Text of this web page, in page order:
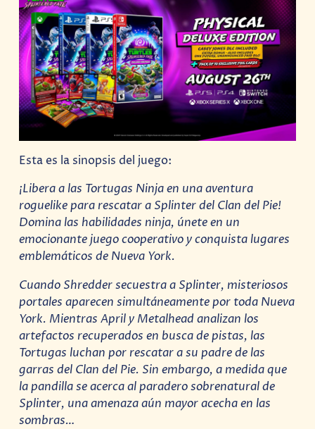
Esta es la sinopsis del juego:
¡Libera a las Tortugas Ninja en una aventura
roguelike para rescatar a Splinter del Clan del Pie!
Domina las habilidades ninja, únete en un
emocionante juego cooperativo y conquista lugares
emblemáticos de Nueva York.
Cuando Shredder secuestra a Splinter, misteriosos
portales aparecen simultáneamente por toda Nueva
York. Mientras April y Metalhead analizan los
artefactos recuperados en busca de pistas, las
Tortugas luchan por rescatar a su padre de las
garras del Clan del Pie. Sin embargo, a medida que
la pandilla se acerca al paradero sobrenatural de
Splinter, una amenaza aún mayor acecha en las
sombras…